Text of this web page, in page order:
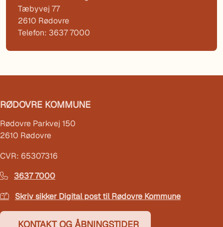
Tæbyvej 77
2610 Rødovre
Telefon: 3637 7000
RØDOVRE KOMMUNE
Rødovre Parkvej 150
2610 Rødovre
CVR: 65307316
3637 7000
Skriv sikker Digital post til Rødovre Kommune
KONTAKT OG ÅBNINGSTIDER